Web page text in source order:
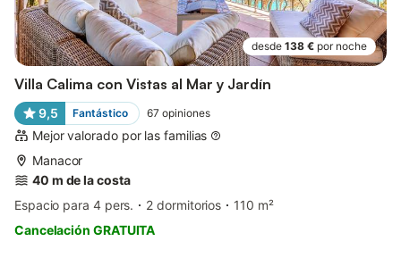
desde 138 € por noche
Villa Calima con Vistas al Mar y Jardín
9,5 Fantástico 67 opiniones
Mejor valorado por las familias
Manacor
40 m de la costa
Espacio para 4 pers.
2 dormitorios
110 m²
Cancelación GRATUITA